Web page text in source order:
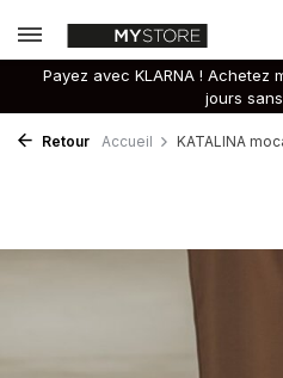
Payez avec KLARNA ! Achetez
jours
Retour Accueil KATALINA